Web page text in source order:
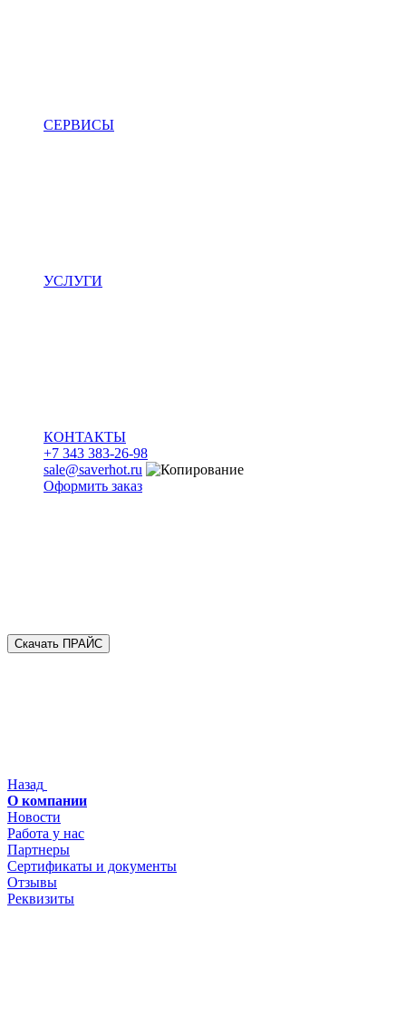
СЕРВИСЫ
УСЛУГИ
КОНТАКТЫ
+7 343 383-26-98
sale@saverhot.ru
Оформить заказ
Скачать ПРАЙС
Назад
О компании
Новости
Работа у нас
Партнеры
Сертификаты и документы
Отзывы
Реквизиты